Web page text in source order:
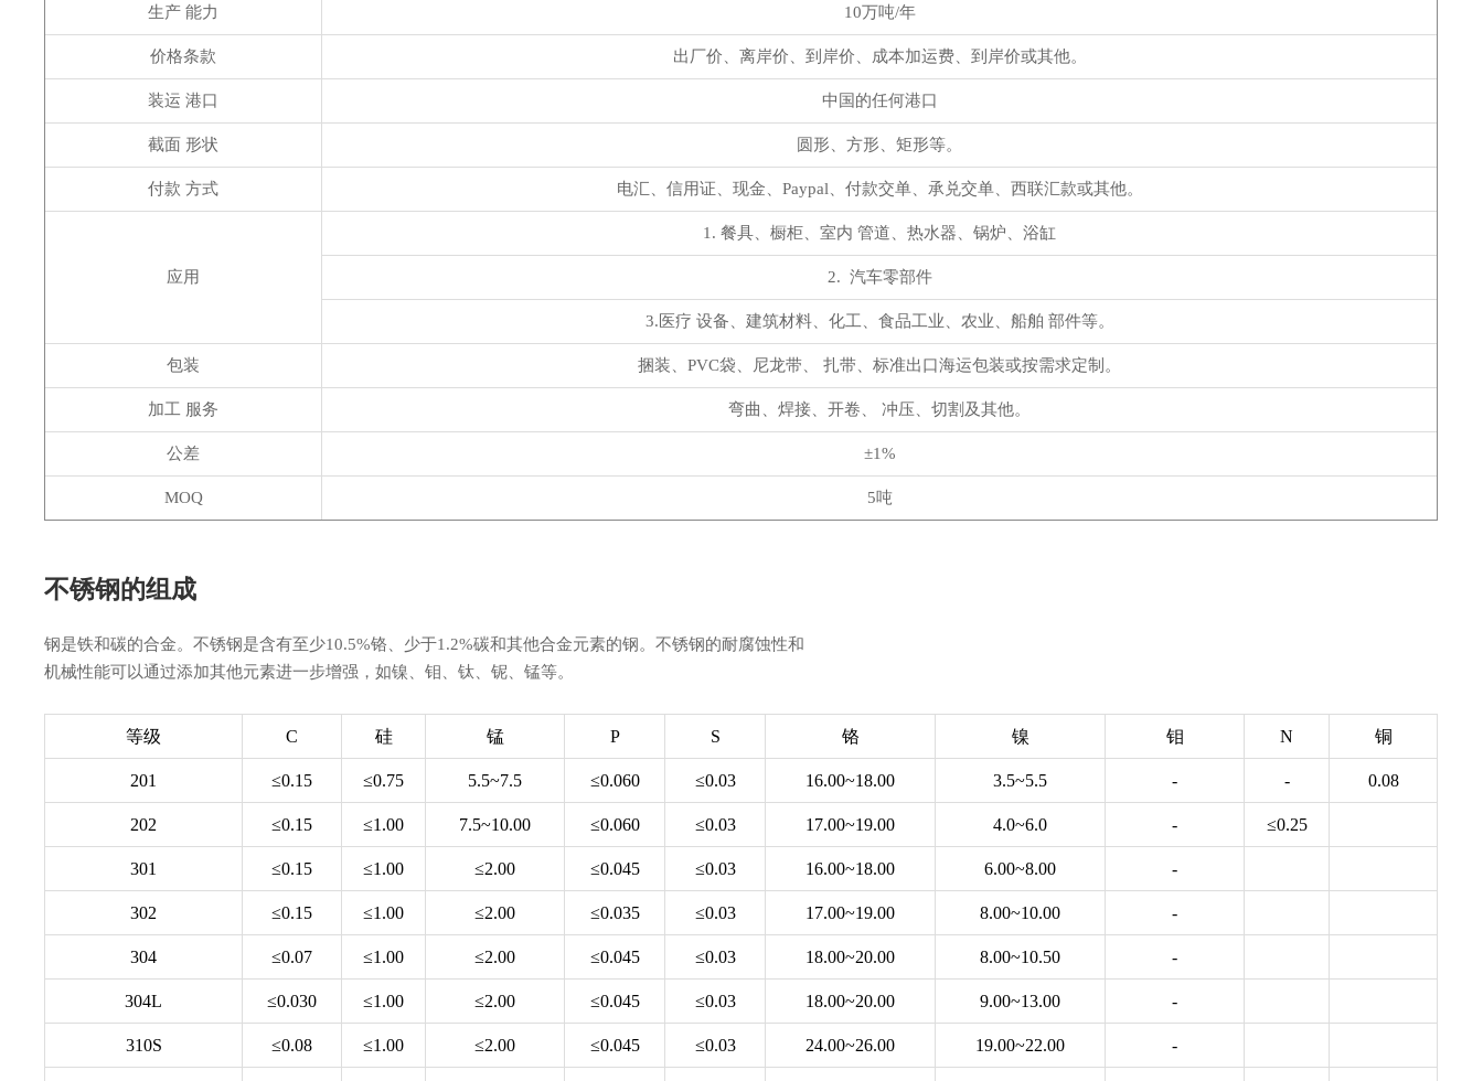
生产 能力 10万吨/年
价格条款 出厂价、离岸价、到岸价、成本加运费、到岸价或其他。
装运 港口 中国的任何港口
截面 形状 圆形、方形、矩形等。
付款 方式 电汇、信用证、现金、Paypal、付款交单、承兑交单、西联汇款或其他。
应用
1. 餐具、橱柜、室内 管道、热水器、锅炉、浴缸
2. 汽车零部件
3.医疗 设备、建筑材料、化工、食品工业、农业、船舶 部件等。
包装 捆装、PVC袋、尼龙带、 扎带、标准出口海运包装或按需求定制。
加工 服务 弯曲、焊接、开卷、 冲压、切割及其他。
公差 ±1%
MOQ 5吨
不锈钢的组成
钢是铁和碳的合金。不锈钢是含有至少10.5%铬、少于1.2%碳和其他合金元素的钢。不锈钢的耐腐蚀性和
机械性能可以通过添加其他元素进一步增强，如镍、钼、钛、铌、锰等。
等级 C 硅 锰 P S 铬 镍 钼 N 铜
201 ≤0.15 ≤0.75 5.5~7.5 ≤0.060 ≤0.03 16.00~18.00 3.5~5.5 - - 0.08
202 ≤0.15 ≤1.00 7.5~10.00 ≤0.060 ≤0.03 17.00~19.00 4.0~6.0 - ≤0.25
301 ≤0.15 ≤1.00 ≤2.00 ≤0.045 ≤0.03 16.00~18.00 6.00~8.00 -
302 ≤0.15 ≤1.00 ≤2.00 ≤0.035 ≤0.03 17.00~19.00 8.00~10.00 -
304 ≤0.07 ≤1.00 ≤2.00 ≤0.045 ≤0.03 18.00~20.00 8.00~10.50 -
304L ≤0.030 ≤1.00 ≤2.00 ≤0.045 ≤0.03 18.00~20.00 9.00~13.00 -
310S ≤0.08 ≤1.00 ≤2.00 ≤0.045 ≤0.03 24.00~26.00 19.00~22.00 -